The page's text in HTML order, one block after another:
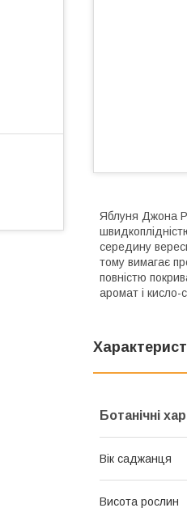
Яблуня Джона
середину
тому вимагає
повністю
аромат і кисло-
Ботанічні
Вік саджанця
Висота рослин